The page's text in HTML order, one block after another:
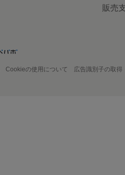
販売
Cookieの使用について 広告識別子の取得